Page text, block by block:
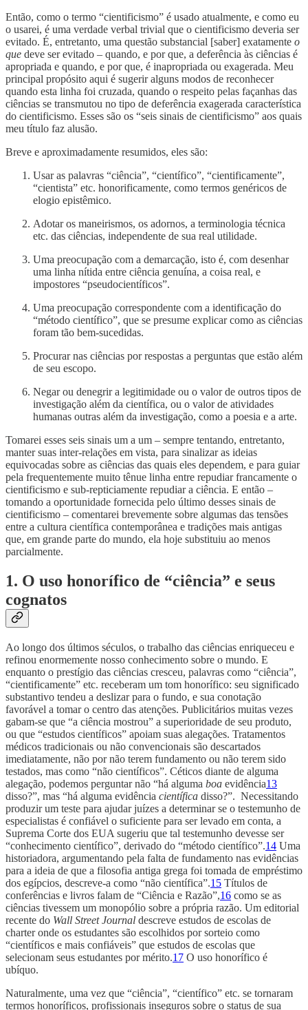
Então, como o termo “cientificismo” é usado atualmente, e como eu
o usarei, é uma verdade verbal trivial que o cientificismo deveria ser
evitado. É, entretanto, uma questão substancial [saber] exatamente o
que deve ser evitado – quando, e por que, a deferência às ciências é
apropriada e quando, e por que, é inapropriada ou exagerada. Meu
principal propósito aqui é sugerir alguns modos de reconhecer
quando esta linha foi cruzada, quando o respeito pelas façanhas das
ciências se transmutou no tipo de deferência exagerada característica
do cientificismo. Esses são os “seis sinais de cientificismo” aos quais
meu título faz alusão.
Breve e aproximadamente resumidos, eles são:
Usar as palavras “ciência”, “científico”, “cientificamente”,
“cientista” etc. honorificamente, como termos genéricos de
elogio epistêmico.
Adotar os maneirismos, os adornos, a terminologia técnica
etc. das ciências, independente de sua real utilidade.
Uma preocupação com a demarcação, isto é, com desenhar
uma linha nítida entre ciência genuína, a coisa real, e
impostores “pseudocientíficos”.
Uma preocupação correspondente com a identificação do
“método científico”, que se presume explicar como as ciências
foram tão bem-sucedidas.
Procurar nas ciências por respostas a perguntas que estão além
de seu escopo.
Negar ou denegrir a legitimidade ou o valor de outros tipos de
investigação além da científica, ou o valor de atividades
humanas outras além da investigação, como a poesia e a arte.
Tomarei esses seis sinais um a um – sempre tentando, entretanto,
manter suas inter-relações em vista, para sinalizar as ideias
equivocadas sobre as ciências das quais eles dependem, e para guiar
pela frequentemente muito tênue linha entre repudiar francamente o
cientificismo e sub-repticiamente repudiar a ciência. E então –
tomando a oportunidade fornecida pelo último desses sinais de
cientificismo – comentarei brevemente sobre algumas das tensões
entre a cultura científica contemporânea e tradições mais antigas
que, em grande parte do mundo, ela hoje substituiu ao menos
parcialmente.
1. O uso honorífico de “ciência” e seus
cognatos
Ao longo dos últimos séculos, o trabalho das ciências enriqueceu e
refinou enormemente nosso conhecimento sobre o mundo. E
enquanto o prestígio das ciências cresceu, palavras como “ciência”,
“cientificamente” etc. receberam um tom honorífico: seu significado
substantivo tendeu a deslizar para o fundo, e sua conotação
favorável a tomar o centro das atenções. Publicitários muitas vezes
gabam-se que “a ciência mostrou” a superioridade de seu produto,
ou que “estudos científicos” apoiam suas alegações. Tratamentos
médicos tradicionais ou não convencionais são descartados
imediatamente, não por não terem fundamento ou não terem sido
testados, mas como “não científicos”. Céticos diante de alguma
alegação, podemos perguntar não “há alguma boa evidência13
disso?”, mas “há alguma evidência científica disso?”. Necessitando
produzir um teste para ajudar juízes a determinar se o testemunho de
especialistas é confiável o suficiente para ser levado em conta, a
Suprema Corte dos EUA sugeriu que tal testemunho devesse ser
“conhecimento científico”, derivado do “método científico”.14 Uma
historiadora, argumentando pela falta de fundamento nas evidências
para a ideia de que a filosofia antiga grega foi tomada de empréstimo
dos egípcios, descreve-a como “não científica”.15 Títulos de
conferências e livros falam de “Ciência e Razão”,16 como se as
ciências tivessem um monopólio sobre a própria razão. Um editorial
recente do Wall Street Journal descreve estudos de escolas de
charter onde os estudantes são escolhidos por sorteio como
“científicos e mais confiáveis” que estudos de escolas que
selecionam seus estudantes por mérito.17 O uso honorífico é
ubíquo.
Naturalmente, uma vez que “ciência”, “científico” etc. se tornaram
termos honoríficos, profissionais inseguros sobre o status de sua